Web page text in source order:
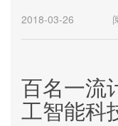
2018-03-26
百名一流
工智能科